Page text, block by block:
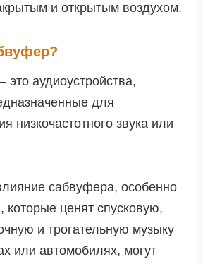
и открытым воздухом.
аудиоустройства,
для
низкочастотного звука или
сабвуфера, особенно
ценят спусковую,
и трогательную музыку
или автомобилях, могут